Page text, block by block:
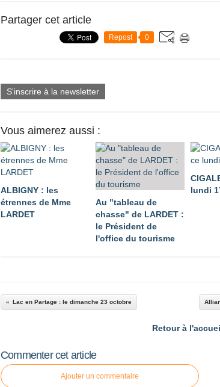
Partager cet article
Repost 0
S'inscrire à la newsletter
Vous aimerez aussi :
ALBIGNY : les
étrennes de Mme
LARDET
Au "tableau de
chasse" de LARDET :
le Président de
l'office du tourisme
lundi
Lac en Partage : le dimanche 23 octobre
Retour à
Commenter cet article
Ajouter un commentaire